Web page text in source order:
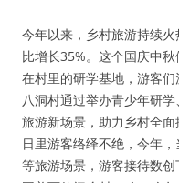
今年以来，乡村旅游持续
比增长35%。这个国庆中
在村里的研学基地，游客
八洞村通过举办青少年研
旅游新场景，助力乡村全
日里游客络绎不绝，今年
等旅游场景，游客接待数